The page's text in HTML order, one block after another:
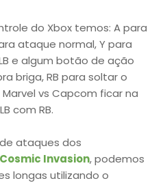
do Xbox temos: A para
ataque normal, Y para
e algum botão de ação
briga, RB para soltar o
vs Capcom ficar na
com RB.
ataques dos
Invasion, podemos
longas utilizando o